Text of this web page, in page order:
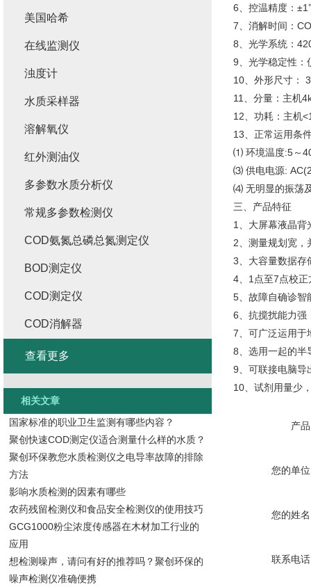
6、控温精度：
7、消解时间：
8、光学系统：
9、光学稳定性：
10、外形尺寸：
11、分量：主机
12、功耗：主机
13、正常运用条
⑴ 环境温度:5～
⑶ 供电电源:
⑷ 无明显的振荡
三、产品特征
1、大屏幕液晶背
2、测量规划宽，
3、大容量数据存
4、1点至7点校
5、故障自确诊智
6、抗搅扰能力强
7、可广泛运用于
8、选用一起的半
9、可联接电脑导
10、试剂用量少
产
您的单
您的姓
联系电
美国哈希
在线监测仪
浊度计
水质采样器
溶解氧仪
红外测油仪
多参数水质分析仪
常规多参数检测仪
COD氨氮总磷总氮测定仪
BOD测定仪
COD测定仪
COD消解器
查看更多
相关文章
国家标准的职业卫生监测有哪些内容？
聚创快速COD测定仪适合测量什么样的水质？
聚创环保教您水质检测仪之电导率故障的排除
方法
影响水质检测的因素有哪些
农药残留检测仪和食品安全检测仪的使用技巧
GCG1000粉尘浓度传感器在木材加工行业的
应用
想检测噪声，请问有好的推荐吗？聚创环保的
噪声检测仪准确便携